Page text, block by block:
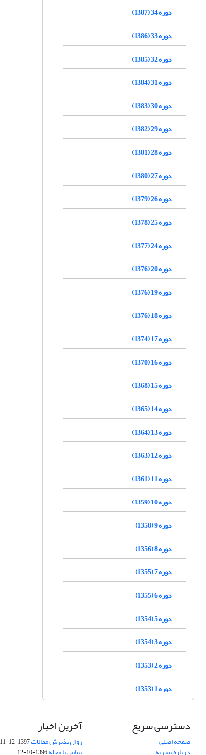
دوره 34 (1387)
دوره 33 (1386)
دوره 32 (1385)
دوره 31 (1384)
دوره 30 (1383)
دوره 29 (1382)
دوره 28 (1381)
دوره 27 (1380)
دوره 26 (1379)
دوره 25 (1378)
دوره 24 (1377)
دوره 20 (1376)
دوره 19 (1376)
دوره 18 (1376)
دوره 17 (1374)
دوره 16 (1370)
دوره 15 (1368)
دوره 14 (1365)
دوره 13 (1364)
دوره 12 (1363)
دوره 11 (1361)
دوره 10 (1359)
دوره 9 (1358)
دوره 8 (1356)
دوره 7 (1355)
دوره 6 (1355)
دوره 5 (1354)
دوره 3 (1354)
دوره 2 (1353)
دوره 1 (1353)
دسترسی سریع
صفحه اصلی
درباره نشریه
آخرین اخبار
روال پذیرش مقالات1397-12-11
تماس با مجله1396-10-12